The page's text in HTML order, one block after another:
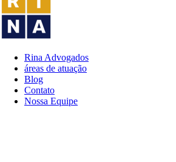
Rina Advogados
áreas de atuação
Blog
Contato
Nossa Equipe